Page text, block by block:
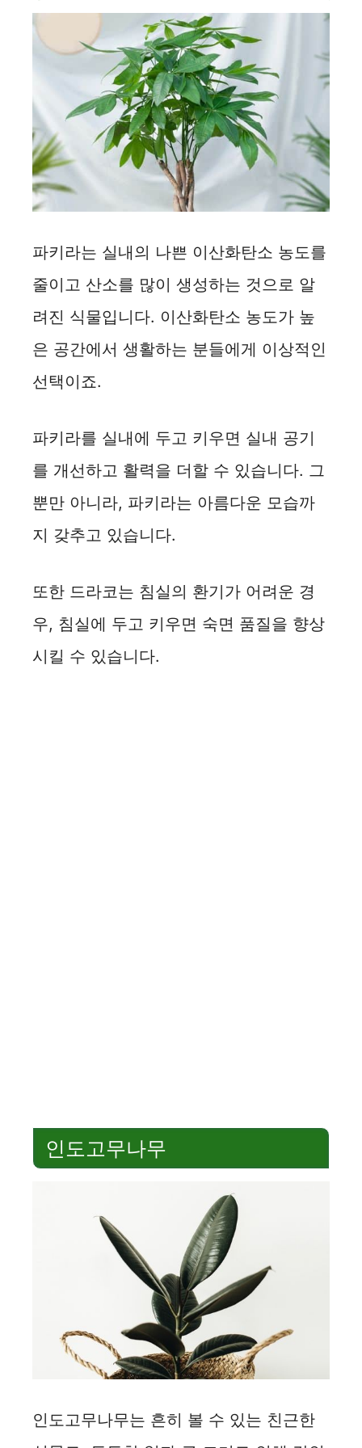
파키라는 실내의 나쁜 이산화탄소 농도를
줄이고 산소를 많이 생성하는 것으로 알
려진 식물입니다. 이산화탄소 농도가 높
은 공간에서 생활하는 분들에게 이상적인
선택이죠.
파키라를 실내에 두고 키우면 실내 공기
를 개선하고 활력을 더할 수 있습니다. 그
뿐만 아니라, 파키라는 아름다운 모습까
지 갖추고 있습니다.
또한 드라코는 침실의 환기가 어려운 경
우, 침실에 두고 키우면 숙면 품질을 향상
시킬 수 있습니다.
인도고무나무
인도고무나무는 흔히 볼 수 있는 친근한